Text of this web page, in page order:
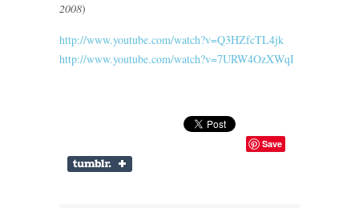
2008)
http://www.youtube.com/watch?v=Q3HZfcTL4jk
http://www.youtube.com/watch?v=7URW4OzXWqI
Save